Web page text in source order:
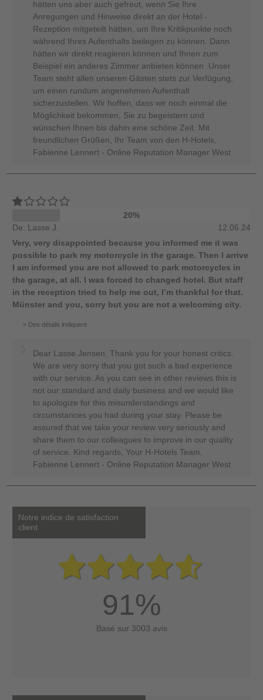
hätten uns aber auch gefreut, wenn Sie Ihre
Anregungen und Hinweise direkt an der Hotel -
Rezeption mitgeteilt hätten, um Ihre Kritikpunkte noch
während Ihres Aufenthalts beilegen zu können. Dann
hätten wir direkt reagieren können und Ihnen zum
Beispiel ein anderes Zimmer anbieten können .Unser
Team steht allen unseren Gästen stets zur Verfügung,
um einen rundum angenehmen Aufenthalt
sicherzustellen. Wir hoffen, dass wir noch einmal die
Möglichkeit bekommen, Sie zu begeistern und
wünschen Ihnen bis dahin eine schöne Zeit. Mit
freundlichen Grüßen, Ihr Team von den H-Hotels,
Fabienne Lennert - Online Reputation Manager West
20%
De: Lasse J.
12.06.24
Very, very disappointed because you informed me it was
possible to park my motorcycle in the garage. Then I arrive
I am informed you are not allowed to park motorcycles in
the garage, at all. I was forced to changed hotel. But staff
in the reception tried to help me out, I’m thankful for that.
Münster and you, sorry but you are not a welcoming city.
Des détails indiquent
Dear Lasse Jensen, Thank you for your honest critics.
We are very sorry that you got such a bad experience
with our service. As you can see in other reviews this is
not our standard and daily business and we would like
to apologize for this misunderstandings and
circumstances you had during your stay. Please be
assured that we take your review very seriously and
share them to our colleagues to improve in our quality
of service. Kind regards, Your H-Hotels Team,
Fabienne Lennert - Online Reputation Manager West
Notre indice de satisfaction
client
91%
Basé sur 3003 avis